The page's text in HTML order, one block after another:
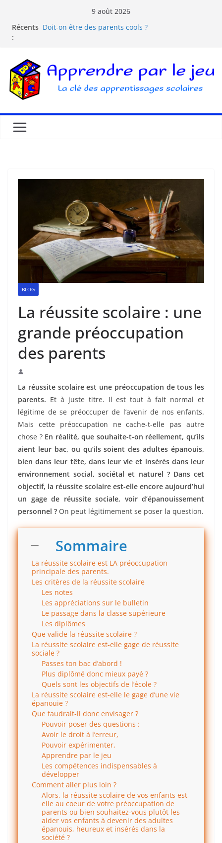
9 août 2026
Récents
:
Doit-on être des parents cools ?
La pédagogie Montessori est-elle ludique ?
Comprendre la courbe de l’oubli
BLOG
La réussite scolaire : une
grande préoccupation
des parents
La réussite scolaire est une préoccupation de tous les
parents. Et à juste titre. Il est tout à fait normal et
légitime de se préoccuper de l’avenir de nos enfants.
Mais cette préoccupation ne cache-t-elle pas autre
chose ?En réalité, que souhaite-t-on réellement, qu’ils
aient leur bac, ou qu’ils soient des adultes épanouis,
bien dans leur tête, dans leur vie et insérés dans leur
environnement social, sociétal et naturel ? Dans cet
objectif, la réussite scolaire est-elle encore aujourd’hui
un gage de réussite sociale, voir d’épanouissement
personnel ? On peut légitimement se poser la question.
Sommaire
La réussite scolaire est LA préoccupation
principale des parents.
Les critères de la réussite scolaire
Les notes
Les appréciations sur le bulletin
Le passage dans la classe supérieure
Les diplômes
Que valide la réussite scolaire ?
La réussite scolaire est-elle gage de réussite
sociale ?
Passes ton bac d’abord !
Plus diplômé donc mieux payé ?
Quels sont les objectifs de l’école ?
La réussite scolaire est-elle le gage d’une vie
épanouie ?
Que faudrait-il donc envisager ?
Pouvoir poser des questions :
Avoir le droit à l’erreur,
Pouvoir expérimenter,
Apprendre par le jeu
Les compétences indispensables à
développer
Comment aller plus loin ?
Alors, la réussite scolaire de vos enfants est-
elle au coeur de votre préoccupation de
parents ou bien souhaitez-vous plutôt les
aider vos enfants à devenir des adultes
épanouis, heureux et insérés dans la
société ?